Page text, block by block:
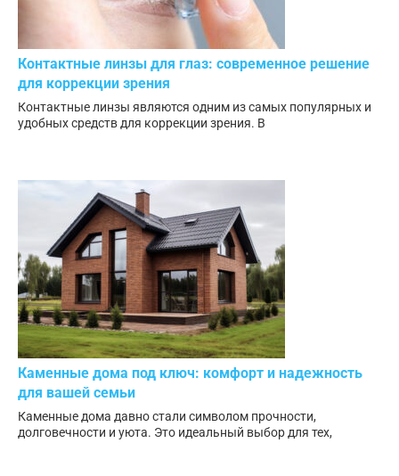
Контактные линзы для глаз: современное решение
для коррекции зрения
Контактные линзы являются одним из самых популярных и
удобных средств для коррекции зрения. В
Каменные дома под ключ: комфорт и надежность
для вашей семьи
Каменные дома давно стали символом прочности,
долговечности и уюта. Это идеальный выбор для тех,